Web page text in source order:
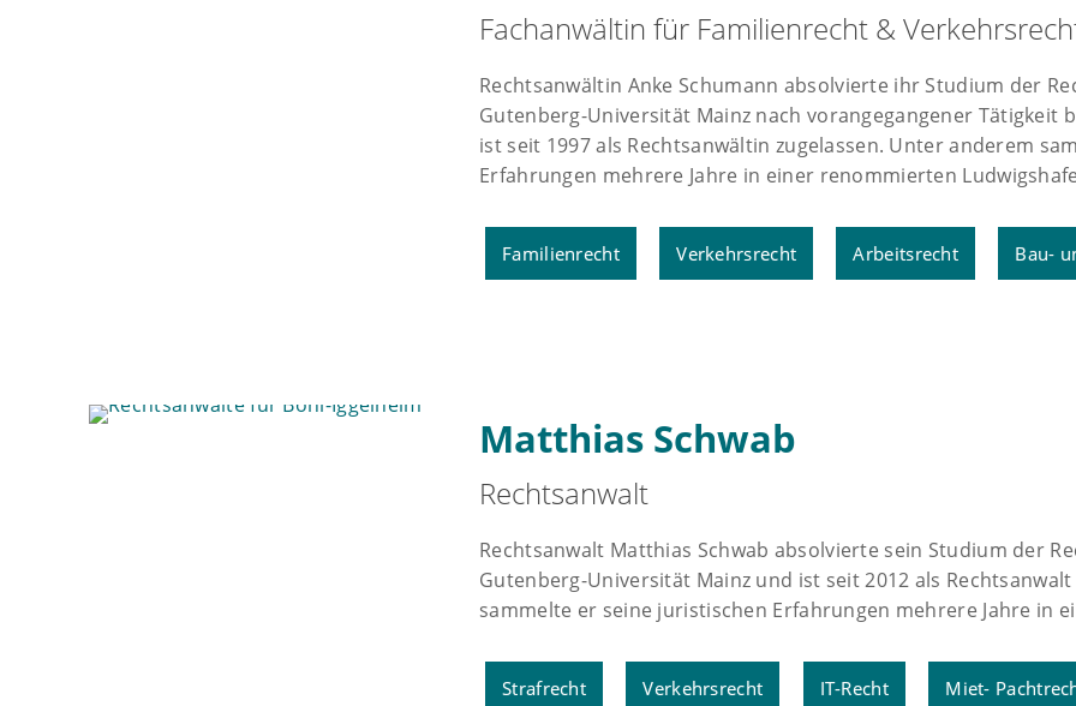
Fachanwältin für Familienrecht &
Rechtsanwältin Anke Schumann absolvierte ihr Studium der
Gutenberg-Universität Mainz nach vorangegangener Tätigkeit
ist seit 1997 als Rechtsanwältin zugelassen. Unter anderem
Erfahrungen mehrere Jahre in einer renommierten
Familienrecht Verkehrsrecht Arbeitsrecht Bau-
Matthias Schwab
Rechtsanwalt
Rechtsanwalt Matthias Schwab absolvierte sein Studium der
Gutenberg-Universität Mainz und ist seit 2012 als
sammelte er seine juristischen Erfahrungen mehrere Jahre in
Strafrecht Verkehrsrecht IT-Recht Miet-